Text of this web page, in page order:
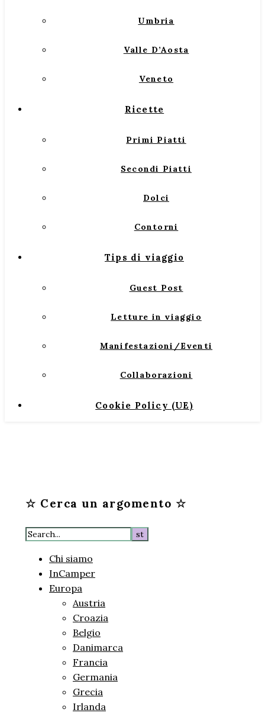
Umbria
Valle D’Aosta
Veneto
Ricette
Primi Piatti
Secondi Piatti
Dolci
Contorni
Tips di viaggio
Guest Post
Letture in viaggio
Manifestazioni/Eventi
Collaborazioni
Cookie Policy (UE)
☆ Cerca un argomento ☆
Chi siamo
InCamper
Europa
Austria
Croazia
Belgio
Danimarca
Francia
Germania
Grecia
Irlanda